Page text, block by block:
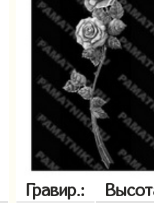
Гравир.: